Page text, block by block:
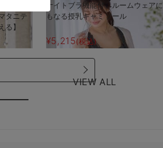
タニテ
】
ナイトブラ機能付 ルームウェアに
もなる授乳キャミソール
¥5,215(税込)
VIEW ALL